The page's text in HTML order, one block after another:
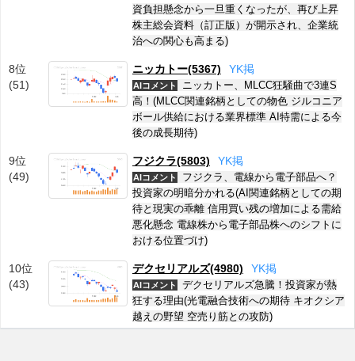
資負担懸念から一旦重くなったが、再び上昇
株主総会資料（訂正版）が開示され、企業統
治への関心も高まる)
8位
(51)
ニッカトー(5367) YK掲
AIコメント
ニッカトー、MLCC狂騒曲で3連S
高！(MLCC関連銘柄としての物色 ジルコニア
ボール供給における業界標準 AI特需による今
後の成長期待)
9位
(49)
フジクラ(5803) YK掲
AIコメント
フジクラ、電線から電子部品へ？
投資家の明暗分かれる(AI関連銘柄としての期
待と現実の乖離 信用買い残の増加による需給
悪化懸念 電線株から電子部品株へのシフトに
おける位置づけ)
10位
(43)
デクセリアルズ(4980) YK掲
AIコメント
デクセリアルズ急騰！投資家が熱
狂する理由(光電融合技術への期待 キオクシア
越えの野望 空売り筋との攻防)